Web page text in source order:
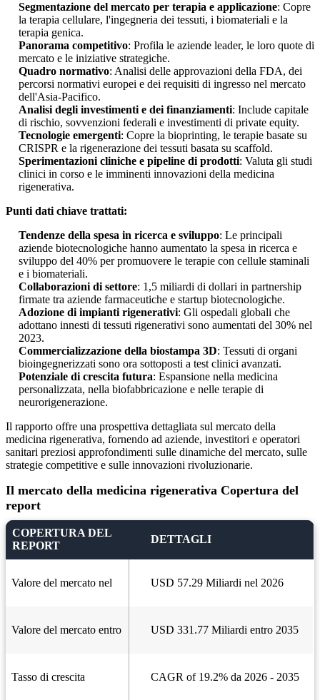
Segmentazione del mercato per terapia e applicazione: Copre
la terapia cellulare, l'ingegneria dei tessuti, i biomateriali e la
terapia genica.
Panorama competitivo: Profila le aziende leader, le loro quote di
mercato e le iniziative strategiche.
Quadro normativo: Analisi delle approvazioni della FDA, dei
percorsi normativi europei e dei requisiti di ingresso nel mercato
dell'Asia-Pacifico.
Analisi degli investimenti e dei finanziamenti: Include capitale
di rischio, sovvenzioni federali e investimenti di private equity.
Tecnologie emergenti: Copre la bioprinting, le terapie basate su
CRISPR e la rigenerazione dei tessuti basata su scaffold.
Sperimentazioni cliniche e pipeline di prodotti: Valuta gli studi
clinici in corso e le imminenti innovazioni della medicina
rigenerativa.
Punti dati chiave trattati:
Tendenze della spesa in ricerca e sviluppo: Le principali
aziende biotecnologiche hanno aumentato la spesa in ricerca e
sviluppo del 40% per promuovere le terapie con cellule staminali
e i biomateriali.
Collaborazioni di settore: 1,5 miliardi di dollari in partnership
firmate tra aziende farmaceutiche e startup biotecnologiche.
Adozione di impianti rigenerativi: Gli ospedali globali che
adottano innesti di tessuti rigenerativi sono aumentati del 30% nel
2023.
Commercializzazione della biostampa 3D: Tessuti di organi
bioingegnerizzati sono ora sottoposti a test clinici avanzati.
Potenziale di crescita futura: Espansione nella medicina
personalizzata, nella biofabbricazione e nelle terapie di
neurorigenerazione.
Il rapporto offre una prospettiva dettagliata sul mercato della
medicina rigenerativa, fornendo ad aziende, investitori e operatori
sanitari preziosi approfondimenti sulle dinamiche del mercato, sulle
strategie competitive e sulle innovazioni rivoluzionarie.
Il mercato della medicina rigenerativa Copertura del
report
COPERTURA DEL
REPORT
DETTAGLI
Valore del mercato nel USD 57.29 Miliardi nel 2026
Valore del mercato entro USD 331.77 Miliardi entro 2035
Tasso di crescita CAGR of 19.2% da 2026 - 2035